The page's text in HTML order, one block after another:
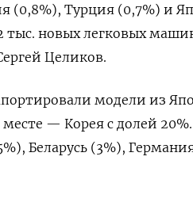
(0,8%), Турция (0,7%) и
тыс. новых легковых
Целиков.
модели из
— Корея с долей 20%.
Беларусь (3%),